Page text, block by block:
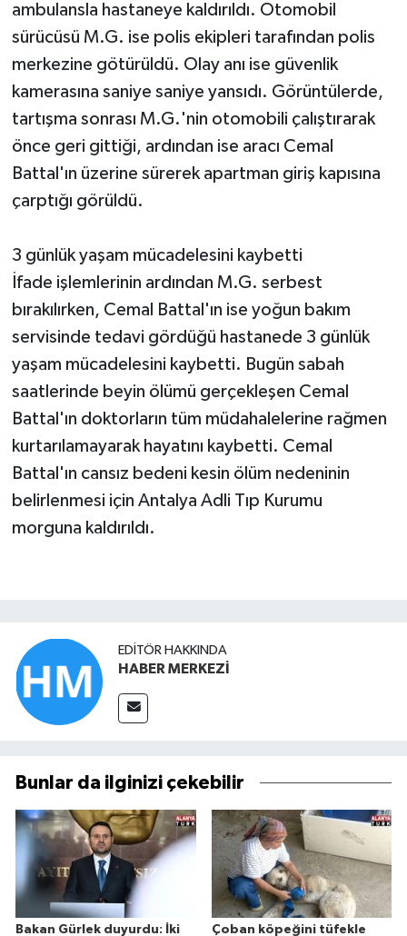
ambulansla hastaneye kaldırıldı. Otomobil
sürücüsü M.G. ise polis ekipleri tarafından polis
merkezine götürüldü. Olay anı ise güvenlik
kamerasına saniye saniye yansıdı. Görüntülerde,
tartışma sonrası M.G.'nin otomobili çalıştırarak
önce geri gittiği, ardından ise aracı Cemal
Battal'ın üzerine sürerek apartman giriş kapısına
çarptığı görüldü.
3 günlük yaşam mücadelesini kaybetti
İfade işlemlerinin ardından M.G. serbest
bırakılırken, Cemal Battal'ın ise yoğun bakım
servisinde tedavi gördüğü hastanede 3 günlük
yaşam mücadelesini kaybetti. Bugün sabah
saatlerinde beyin ölümü gerçekleşen Cemal
Battal'ın doktorların tüm müdahalelerine rağmen
kurtarılamayarak hayatını kaybetti. Cemal
Battal'ın cansız bedeni kesin ölüm nedeninin
belirlenmesi için Antalya Adli Tıp Kurumu
morguna kaldırıldı.
EDITÖR HAKKINDA
HABER MERKEZİ
Bunlar da ilginizi çekebilir
Bakan Gürlek duyurdu: İki Çoban köpeğini tüfekle